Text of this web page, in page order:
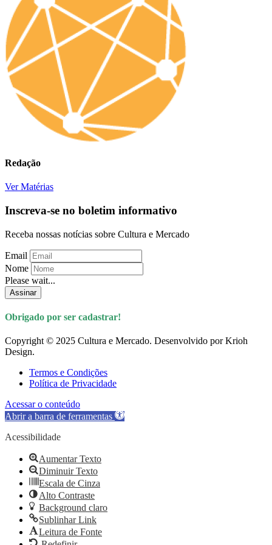
Redação
Ver Matérias
Inscreva-se no boletim informativo
Receba nossas notícias sobre Cultura e Mercado
Email
Nome
Please wait...
Assinar
Obrigado por ser cadastrar!
Copyright © 2025 Cultura e Mercado. Desenvolvido por Krioh
Design.
Termos e Condições
Política de Privacidade
Acessar o conteúdo
Abrir a barra de ferramentas
Acessibilidade
Aumentar Texto
Diminuir Texto
Escala de Cinza
Alto Contraste
Background claro
Sublinhar Link
Leitura de Fonte